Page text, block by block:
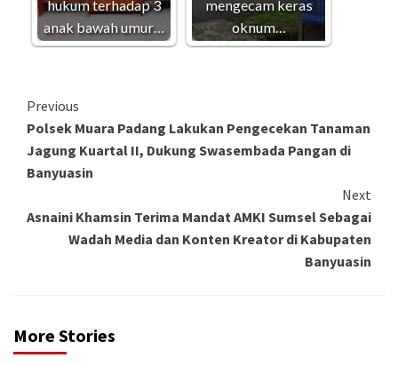
hukum terhadap 3
anak bawah umur…
mengecam keras
oknum…
Continue
Reading
Previous
Polsek Muara Padang Lakukan Pengecekan Tanaman
Jagung Kuartal II, Dukung Swasembada Pangan di
Banyuasin
Next
Asnaini Khamsin Terima Mandat AMKI Sumsel Sebagai
Wadah Media dan Konten Kreator di Kabupaten
Banyuasin
More Stories